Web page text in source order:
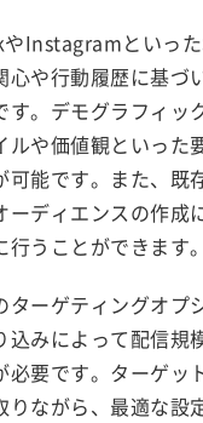
Instagramといった
心や行動履歴に基づ
す。デモグラフィッ
ルや価値観といった
可能です。また、既
ーディエンスの作成
うことができます。
ターゲティングオプ
込みによって配信規
必要です。ターゲッ
りながら、最適な設